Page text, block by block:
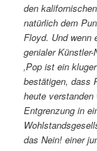
den
natürlich dem
Floyd. Und wenn
genialer
‚Pop ist ein
bestätigen, dass
heute
Entgrenzung in
das Nein! einer